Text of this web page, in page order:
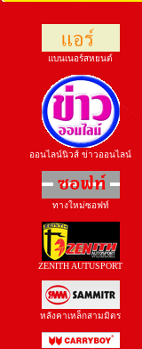
แบนเนอร์สหยนต์
ออนไลน์นิวส์ ข่าวออนไลน์
ทางใหม่ซอฟท์
ZENITH AUTUSPORT
หลังคาเหล็กสามมิตร